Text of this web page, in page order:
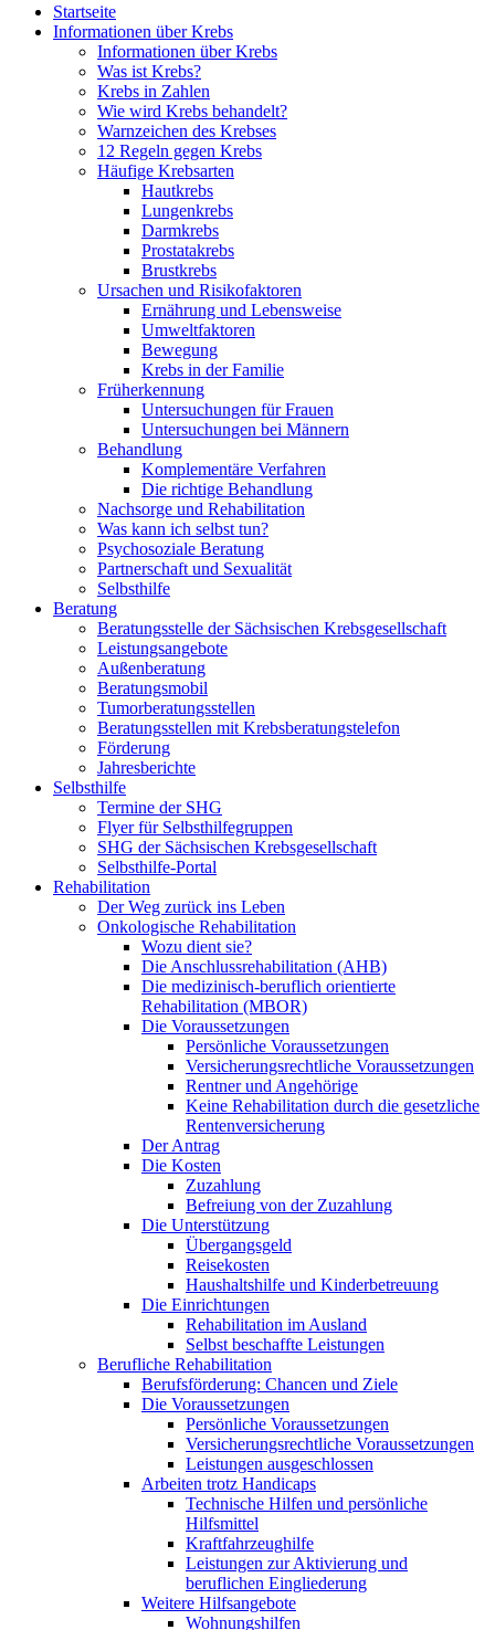
Startseite
Informationen über Krebs
Informationen über Krebs
Was ist Krebs?
Krebs in Zahlen
Wie wird Krebs behandelt?
Warnzeichen des Krebses
12 Regeln gegen Krebs
Häufige Krebsarten
Hautkrebs
Lungenkrebs
Darmkrebs
Prostatakrebs
Brustkrebs
Ursachen und Risikofaktoren
Ernährung und Lebensweise
Umweltfaktoren
Bewegung
Krebs in der Familie
Früherkennung
Untersuchungen für Frauen
Untersuchungen bei Männern
Behandlung
Komplementäre Verfahren
Die richtige Behandlung
Nachsorge und Rehabilitation
Was kann ich selbst tun?
Psychosoziale Beratung
Partnerschaft und Sexualität
Selbsthilfe
Beratung
Beratungsstelle der Sächsischen Krebsgesellschaft
Leistungsangebote
Außenberatung
Beratungsmobil
Tumorberatungsstellen
Beratungsstellen mit Krebsberatungstelefon
Förderung
Jahresberichte
Selbsthilfe
Termine der SHG
Flyer für Selbsthilfegruppen
SHG der Sächsischen Krebsgesellschaft
Selbsthilfe-Portal
Rehabilitation
Der Weg zurück ins Leben
Onkologische Rehabilitation
Wozu dient sie?
Die Anschlussrehabilitation (AHB)
Die medizinisch-beruflich orientierte
Rehabilitation (MBOR)
Die Voraussetzungen
Persönliche Voraussetzungen
Versicherungsrechtliche Voraussetzungen
Rentner und Angehörige
Keine Rehabilitation durch die gesetzliche
Rentenversicherung
Der Antrag
Die Kosten
Zuzahlung
Befreiung von der Zuzahlung
Die Unterstützung
Übergangsgeld
Reisekosten
Haushaltshilfe und Kinderbetreuung
Die Einrichtungen
Rehabilitation im Ausland
Selbst beschaffte Leistungen
Berufliche Rehabilitation
Berufsförderung: Chancen und Ziele
Die Voraussetzungen
Persönliche Voraussetzungen
Versicherungsrechtliche Voraussetzungen
Leistungen ausgeschlossen
Arbeiten trotz Handicaps
Technische Hilfen und persönliche
Hilfsmittel
Kraftfahrzeughilfe
Leistungen zur Aktivierung und
beruflichen Eingliederung
Weitere Hilfsangebote
Wohnungshilfen